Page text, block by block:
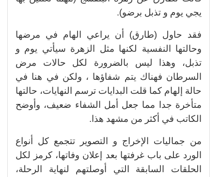
يجي يوم و تذبل برضو).
فقد حاول (طارق) أن يراعي الهام في مرضها
وحالتها النفسية لكنها مثل الزهرة سيأتي يوم و
تذبل، وهذا ليس بالضرورة لكل حالات مرض
السرطان فهناك يتم شفاؤها ، ولكن في هنا في
حالة إلهام كما قلت البدايات ترسم النهايات، حالتها
متأخرة جدا مما جعل أمل الشفاء ضعيف، وأوضح
الكاتب في أكثر من مشهد هذا.
من جماليات الإخراج و التصوير تتجمع كل أنواع
الورد على باب غرفتها بعد إعلان وفاتها، كرمز لكل
الحلقات السابقة التي أوصلتهم لنهاية الرحلة،